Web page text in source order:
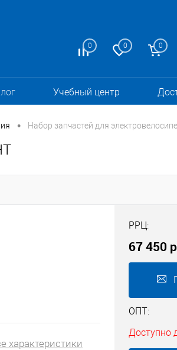
0 0 0
Учебный центр
• Набор запчастей для
характеристики
РРЦ:
67 450
ОПТ:
Доступно